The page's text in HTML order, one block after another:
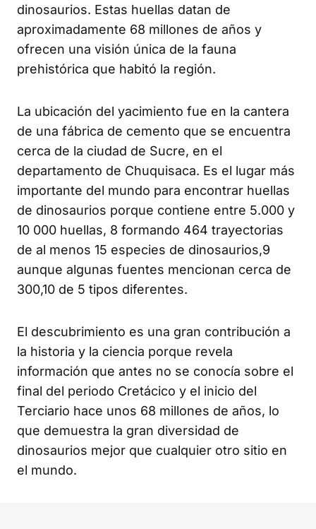
dinosaurios. Estas huellas datan de
aproximadamente 68 millones de años y
ofrecen una visión única de la fauna
prehistórica que habitó la región.
La ubicación del yacimiento fue en la cantera
de una fábrica de cemento que se encuentra
cerca de la ciudad de Sucre, en el
departamento de Chuquisaca. Es el lugar más
importante del mundo para encontrar huellas
de dinosaurios porque contiene entre 5.000 y
10 000 huellas, 8 formando 464 trayectorias
de al menos 15 especies de dinosaurios,9
aunque algunas fuentes mencionan cerca de
300,10 de 5 tipos diferentes.​
El descubrimiento es una gran contribución a
la historia y la ciencia porque revela
información que antes no se conocía sobre el
final del periodo Cretácico y el inicio del
Terciario hace unos 68 millones de años, lo
que demuestra la gran diversidad de
dinosaurios mejor que cualquier otro sitio en
el mundo.